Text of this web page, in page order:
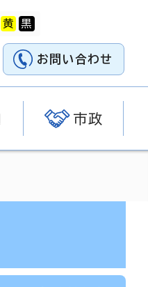
お問い合わせ
市政